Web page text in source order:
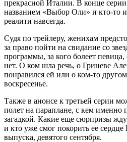
прекрасной Италии. В конце
названием «Выбор Оли» и кто-то
реалити навсегда.
Судя по трейлеру, женихам
за право пойти на свидание со
программы, за кого болеет певица,
нет. О ком шла речь, о Гриневе
понравился ей или о ком-то
воскресенье.
Также в анонсе к третьей серии
полет на параплане, с кем именно
загадкой. Какие еще сюрпризы
и кто уже смог покорить ее
выпуска, девятого сентября.